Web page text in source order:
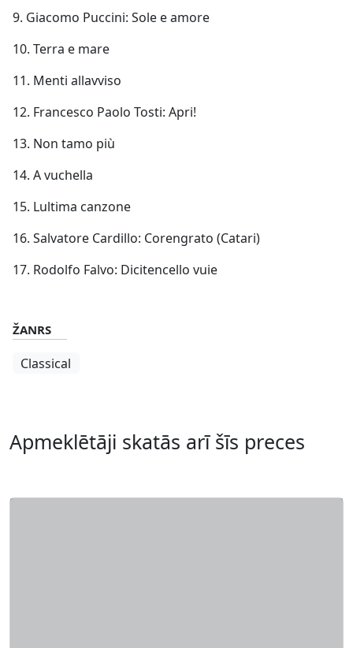
9. Giacomo Puccini: Sole e amore
10. Terra e mare
11. Menti allavviso
12. Francesco Paolo Tosti: Apri!
13. Non tamo più
14. A vuchella
15. Lultima canzone
16. Salvatore Cardillo: Corengrato (Catari)
17. Rodolfo Falvo: Dicitencello vuie
ŽANRS
Classical
Apmeklētāji skatās arī šīs preces